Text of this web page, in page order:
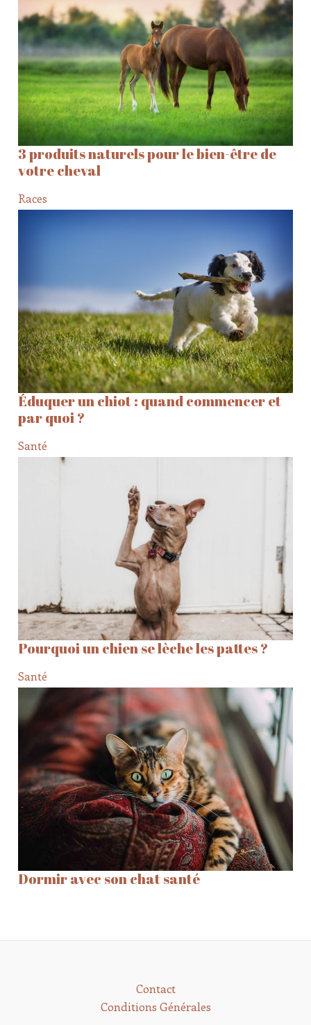
3 produits naturels pour le bien-être de
votre cheval
Races
Éduquer un chiot : quand commencer et
par quoi ?
Santé
Pourquoi un chien se lèche les pattes ?
Santé
Dormir avec son chat santé
Contact
Conditions Générales